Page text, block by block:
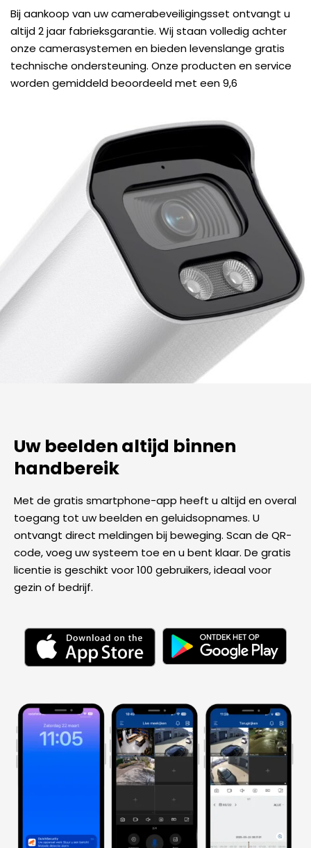
Bij aankoop van uw camerabeveiligingsset ontvangt u
altijd 2 jaar fabrieksgarantie. Wij staan volledig achter
onze camerasystemen en bieden levenslange gratis
technische ondersteuning. Onze producten en service
worden gemiddeld beoordeeld met een 9,6
Uw beelden altijd binnen
handbereik
Met de gratis smartphone-app heeft u altijd en overal
toegang tot uw beelden en geluidsopnames. U
ontvangt direct meldingen bij beweging. Scan de QR-
code, voeg uw systeem toe en u bent klaar. De gratis
licentie is geschikt voor 100 gebruikers, ideaal voor
gezin of bedrijf.